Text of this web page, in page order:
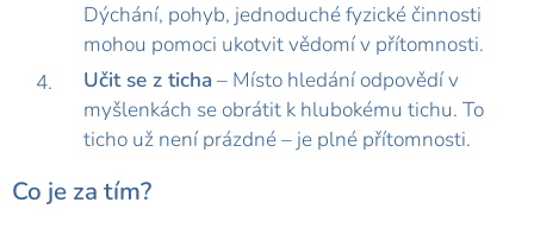
Dýchání, pohyb, jednoduché fyzické činnosti
mohou pomoci ukotvit vědomí v přítomnosti.
Učit se z ticha – Místo hledání odpovědí v
myšlenkách se obrátit k hlubokému tichu. To
ticho už není prázdné – je plné přítomnosti.
Co je za tím?